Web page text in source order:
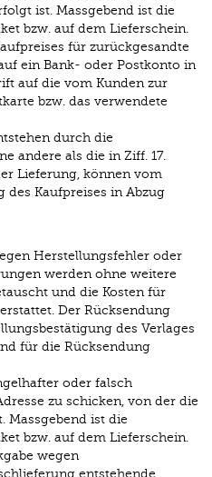
ist. Massgebend ist die
bzw. auf dem Lieferschein.
für zurückgesandte
ein Bank- oder Postkonto in
auf die vom Kunden zur
bzw. das verwendete
durch die
andere als die in Ziff. 17.
Lieferung, können vom
des Kaufpreises in Abzug
Herstellungsfehler oder
werden ohne weitere
und die Kosten für
Der Rücksendung
des Verlages
für die Rücksendung
oder falsch
zu schicken, von der die
Massgebend ist die
bzw. auf dem Lieferschein.
wegen
entstehende